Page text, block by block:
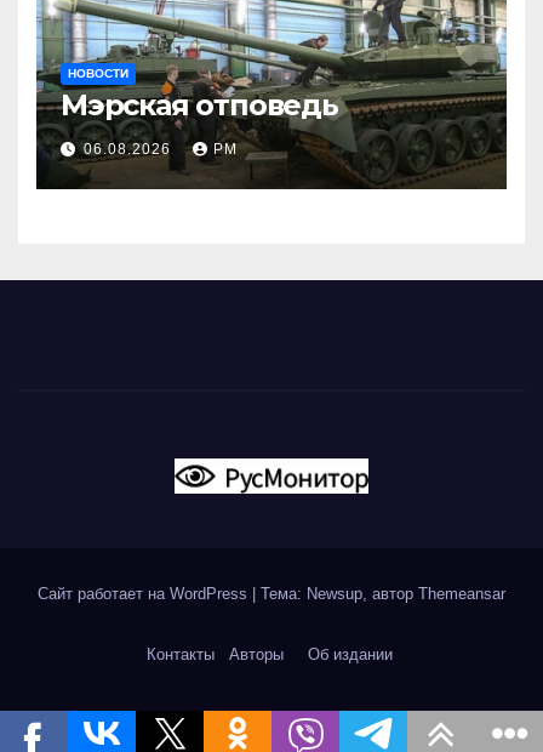
НОВОСТИ
Мэрская отповедь
06.08.2026 РМ
Сайт работает на WordPress Тема: Newsup, автор Themeansar
Контакты Авторы Об издании